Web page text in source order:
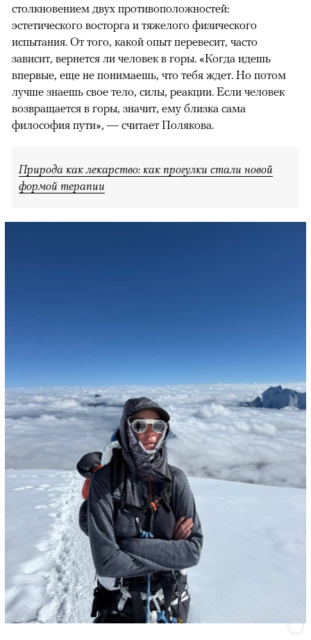
столкновением двух противоположностей:
эстетического восторга и тяжелого физического
испытания. От того, какой опыт перевесит, часто
зависит, вернется ли человек в горы. «Когда идешь
впервые, еще не понимаешь, что тебя ждет. Но потом
лучше знаешь свое тело, силы, реакции. Если человек
возвращается в горы, значит, ему близка сама
философия пути», — считает Полякова.
Природа как лекарство: как прогулки стали новой
формой терапии